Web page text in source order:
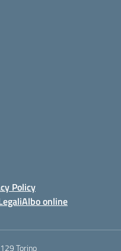
Policy
Albo online
Torino